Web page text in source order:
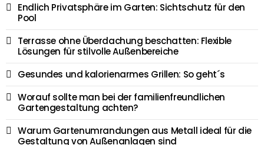
Endlich Privatsphäre im Garten: Sichtschutz für den
Pool
Terrasse ohne Überdachung beschatten: Flexible
Lösungen für stilvolle Außenbereiche
Gesundes und kalorienarmes Grillen: So geht´s
Worauf sollte man bei der familienfreundlichen
Gartengestaltung achten?
Warum Gartenumrandungen aus Metall ideal für die
Gestaltung von Außenanlagen sind